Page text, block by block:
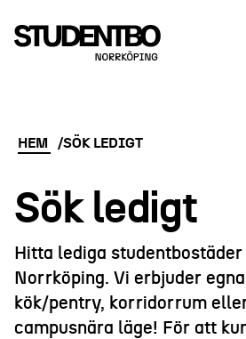
HEM SÖK LEDIGT
Sök ledigt
Hitta lediga
Norrköping. Vi erbjuder
kök/pentry, korridorrum
campusnära läge! För att